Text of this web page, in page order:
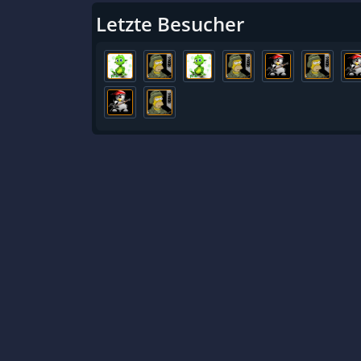
Letzte Besucher